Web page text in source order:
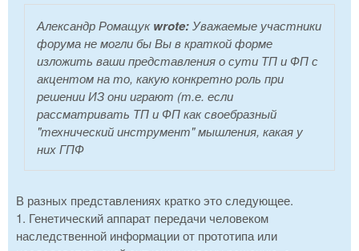
Александр Ромащукwrote:Уважаемые участники
форума не могли бы Вы в краткой форме
изложить ваши представления о сути ТП и ФП с
акцентом на то, какую конкретно роль при
решении ИЗ они играют (т.е. если
рассматривать ТП и ФП как своебразный
"технический инструмент" мышления, какая у
них ГПФ
В разных представлениях кратко это следующее.
1. Генетический аппарат передачи человеком
наследственной информации от прототипа или